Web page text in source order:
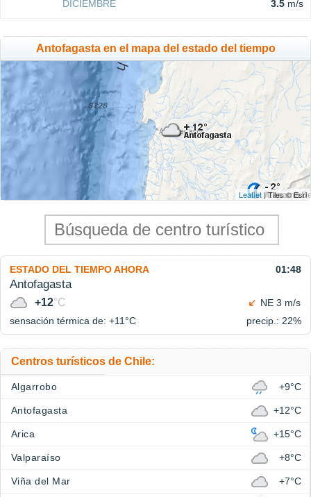
DICIEMBRE 3.5 m/s
Antofagasta en el mapa del estado del tiempo
Leaflet | Tiles © Esri
ESTADO DEL TIEMPO AHORA 01:48
Antofagasta
+12°C
NE 3 m/s
sensación térmica de: +11°C precip.: 22%
Centros turísticos de Chile:
Algarrobo +9°C
Antofagasta +12°C
Arica +15°C
Valparaíso +8°C
Viña del Mar +7°C